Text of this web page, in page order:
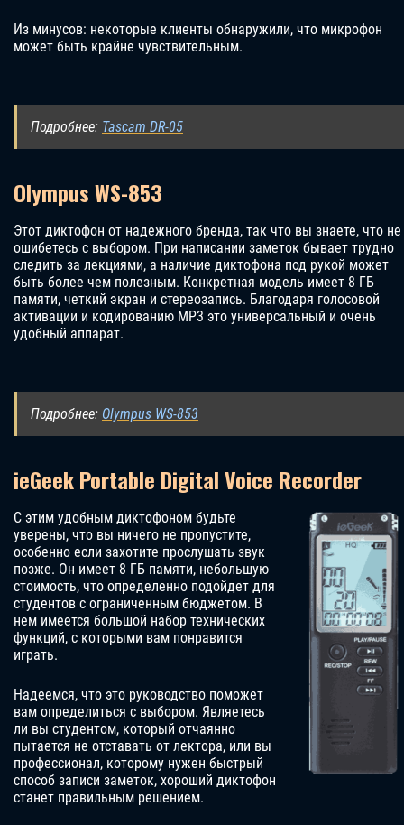
Из минусов: некоторые клиенты обнаружили, что микрофон
может быть крайне чувствительным.
Подробнее: Tascam DR-05
Olympus WS-853
Этот диктофон от надежного бренда, так что вы знаете, что не
ошибетесь с выбором. При написании заметок бывает трудно
следить за лекциями, а наличие диктофона под рукой может
быть более чем полезным. Конкретная модель имеет 8 ГБ
памяти, четкий экран и стереозапись. Благодаря голосовой
активации и кодированию MP3 это универсальный и очень
удобный аппарат.
Подробнее: Olympus WS-853
ieGeek Portable Digital Voice Recorder
С этим удобным диктофоном будьте
уверены, что вы ничего не пропустите,
особенно если захотите прослушать звук
позже. Он имеет 8 ГБ памяти, небольшую
стоимость, что определенно подойдет для
студентов с ограниченным бюджетом. В
нем имеется большой набор технических
функций, с которыми вам понравится
играть.
Надеемся, что это руководство поможет
вам определиться с выбором. Являетесь
ли вы студентом, который отчаянно
пытается не отставать от лектора, или вы
профессионал, которому нужен быстрый
способ записи заметок, хороший диктофон
станет правильным решением.